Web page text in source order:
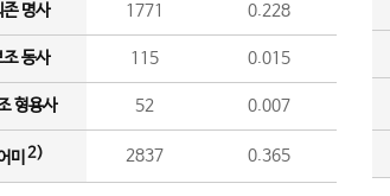
존 명사 1771 0.228
조 동사 115 0.015
형용사 52 0.007
미 2) 2837 0.365